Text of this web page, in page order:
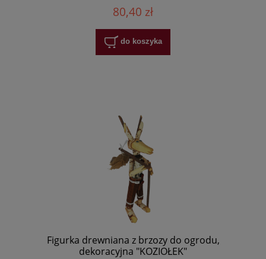
80,40 zł
do koszyka
Figurka drewniana z brzozy do ogrodu,
dekoracyjna "KOZIOŁEK"